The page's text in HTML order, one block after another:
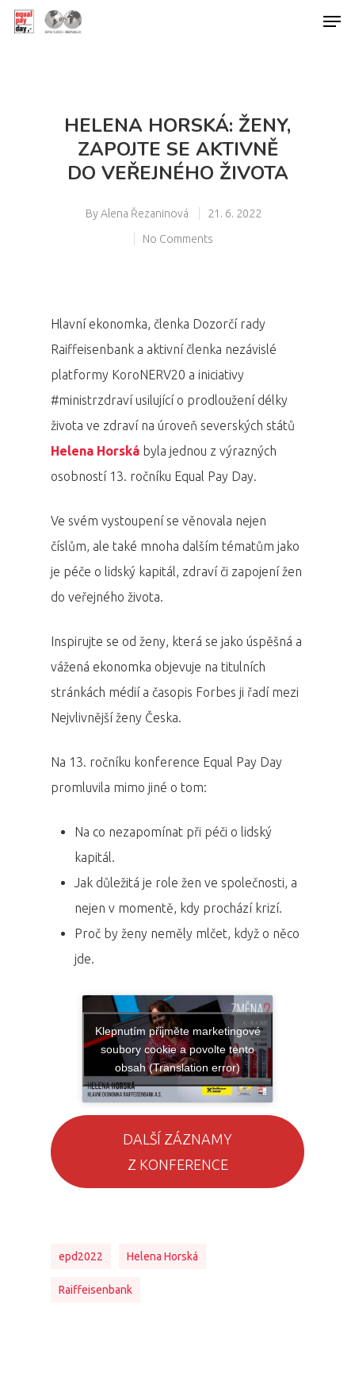
HELENA HORSKÁ: ŽENY,
ZAPOJTE SE AKTIVNĚ
DO VEŘEJNÉHO ŽIVOTA
By Alena Řezaninová
21. 6. 2022
No Comments
Hlavní ekonomka, členka Dozorčí rady
Raiffeisenbank a aktivní členka nezávislé
platformy KoroNERV20 a iniciativy
#ministrzdraví usilující o prodloužení délky
života ve zdraví na úroveň severských států
Helena Horská byla jednou z výrazných
osobností 13. ročníku Equal Pay Day.
Ve svém vystoupení se věnovala nejen
číslům, ale také mnoha dalším tématům jako
je péče o lidský kapitál, zdraví či zapojení žen
do veřejného života.
Inspirujte se od ženy, která se jako úspěšná a
vážená ekonomka objevuje na titulních
stránkách médií a časopis Forbes ji řadí mezi
Nejvlivnější ženy Česka.
Na 13. ročníku konference Equal Pay Day
promluvila mimo jiné o tom:
Na co nezapomínat při péči o lidský
kapitál.
Jak důležitá je role žen ve společnosti, a
nejen v momentě, kdy prochází krizí.
Proč by ženy neměly mlčet, když o něco
jde.
Klepnutím přijměte marketingové
soubory cookie a povolte tento
obsah (Translation error)
DALŠÍ ZÁZNAMY
Z KONFERENCE
epd2022 Helena Horská
Raiffeisenbank